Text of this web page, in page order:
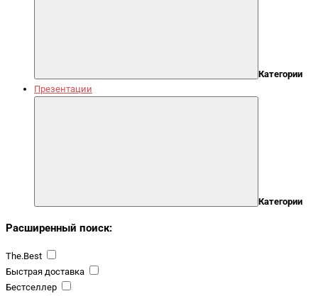
Категории
Презентации
Категории
Расширенный поиск:
The.Best
Быстрая доставка
Бестселлер